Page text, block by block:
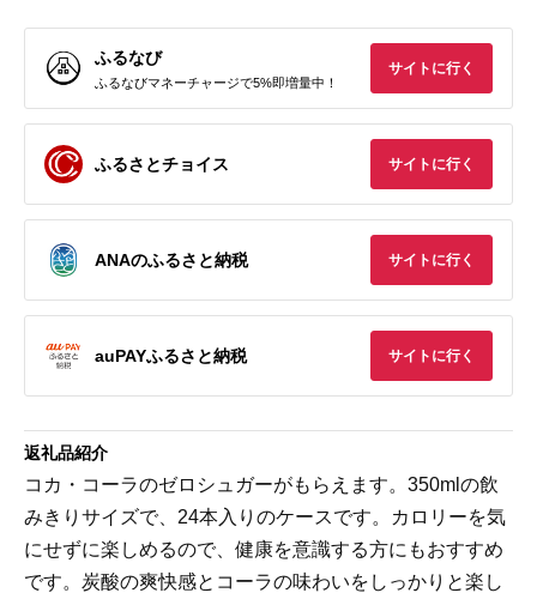
ふるなび
ふるなびマネーチャージで5%即増量中！
サイトに行く
ふるさとチョイス サイトに行く
ANAのふるさと納税 サイトに行く
auPAYふるさと納税 サイトに行く
返礼品紹介
コカ・コーラのゼロシュガーがもらえます。350mlの飲
みきりサイズで、24本入りのケースです。カロリーを気
にせずに楽しめるので、健康を意識する方にもおすすめ
です。炭酸の爽快感とコーラの味わいをしっかりと楽し